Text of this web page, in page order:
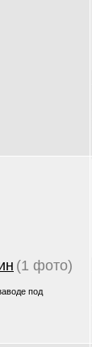
(1 фото)
под